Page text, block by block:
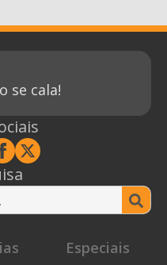
se cala!
Especiais